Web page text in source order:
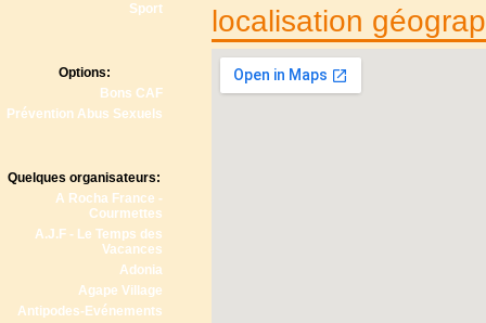
Sport
Options:
Bons CAF
Prévention Abus Sexuels
Quelques organisateurs:
A Rocha France -
Courmettes
A.J.F - Le Temps des
Vacances
Adonia
Agape Village
Antipodes-Evénements
localisation